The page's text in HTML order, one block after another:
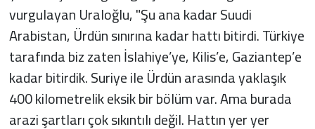
vurgulayan Uraloğlu, "Şu ana kadar Suudi
Arabistan, Ürdün sınırına kadar hattı bitirdi. Türkiye
tarafında biz zaten İslahiye’ye, Kilis’e, Gaziantep’e
kadar bitirdik. Suriye ile Ürdün arasında yaklaşık
400 kilometrelik eksik bir bölüm var. Ama burada
arazi şartları çok sıkıntılı değil. Hattın yer yer